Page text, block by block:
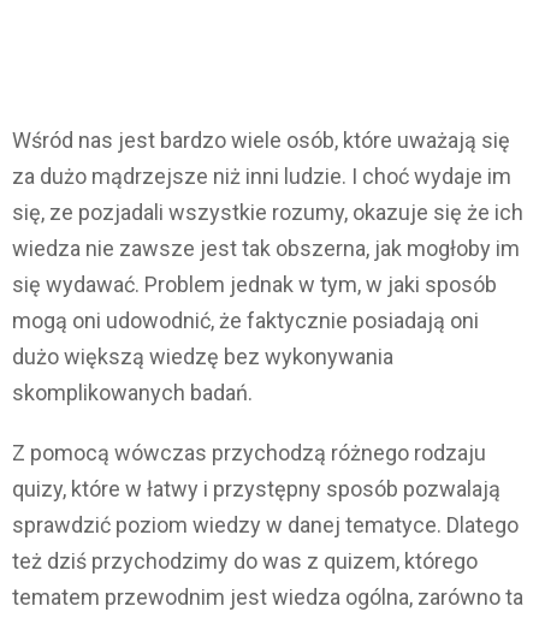
Wśród nas jest bardzo wiele osób, które uważają się
za dużo mądrzejsze niż inni ludzie. I choć wydaje im
się, ze pozjadali wszystkie rozumy, okazuje się że ich
wiedza nie zawsze jest tak obszerna, jak mogłoby im
się wydawać. Problem jednak w tym, w jaki sposób
mogą oni udowodnić, że faktycznie posiadają oni
dużo większą wiedzę bez wykonywania
skomplikowanych badań.
Z pomocą wówczas przychodzą różnego rodzaju
quizy, które w łatwy i przystępny sposób pozwalają
sprawdzić poziom wiedzy w danej tematyce. Dlatego
też dziś przychodzimy do was z quizem, którego
tematem przewodnim jest wiedza ogólna, zarówno ta